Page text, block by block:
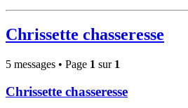
Chrissette chasseresse
5 messages • Page 1 sur 1
Chrissette chasseresse